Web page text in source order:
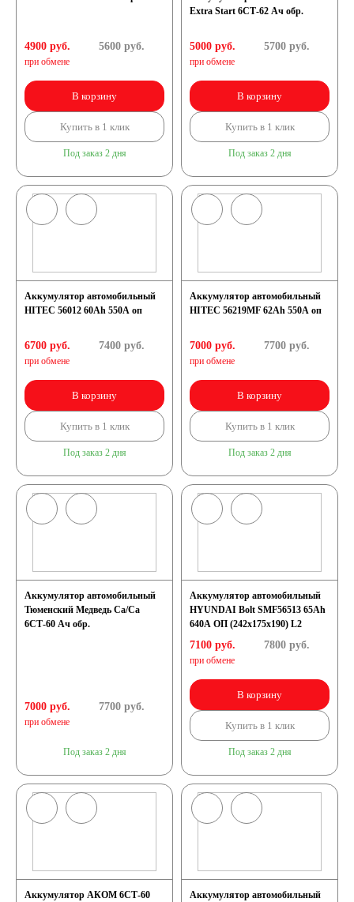
4900 руб.
при обмене
5600руб.
В корзину
Купить в 1 клик
Под заказ 2 дня
Extra Start 6СТ-62 Ач обр.
5000 руб.
при обмене
5700руб.
В корзину
Купить в 1 клик
Под заказ 2 дня
Аккумулятор автомобильный
HITEC 56012 60Ah 550A оп
6700 руб.
при обмене
7400руб.
В корзину
Купить в 1 клик
Под заказ 2 дня
Аккумулятор автомобильный
HITEC 56219MF 62Ah 550A оп
7000 руб.
при обмене
7700руб.
В корзину
Купить в 1 клик
Под заказ 2 дня
Аккумулятор автомобильный
Тюменский Медведь Ca/Ca
6СТ-60 Ач обр.
7000 руб.
при обмене
7700руб.
Под заказ 2 дня
Аккумулятор автомобильный
HYUNDAI Bolt SMF56513 65Ah
640A ОП (242x175x190) L2
7100 руб.
при обмене
7800руб.
В корзину
Купить в 1 клик
Под заказ 2 дня
Аккумулятор АКОМ 6СТ-60
Аккумулятор автомобильный